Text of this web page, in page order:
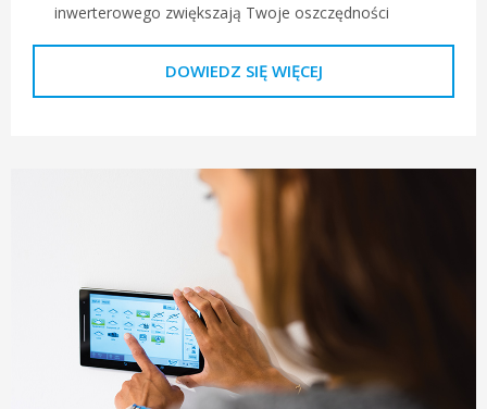
inwerterowego zwiększają Twoje oszczędności
DOWIEDZ SIĘ WIĘCEJ